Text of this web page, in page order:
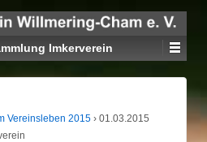
Imkerverein
Vereinsleben 2015 › 01.03.2015